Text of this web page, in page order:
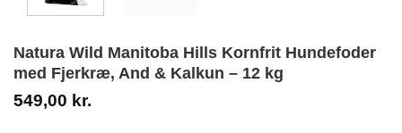
Natura Wild Manitoba Hills Kornfrit Hundefoder
med Fjerkræ, And & Kalkun – 12 kg
549,00 kr.